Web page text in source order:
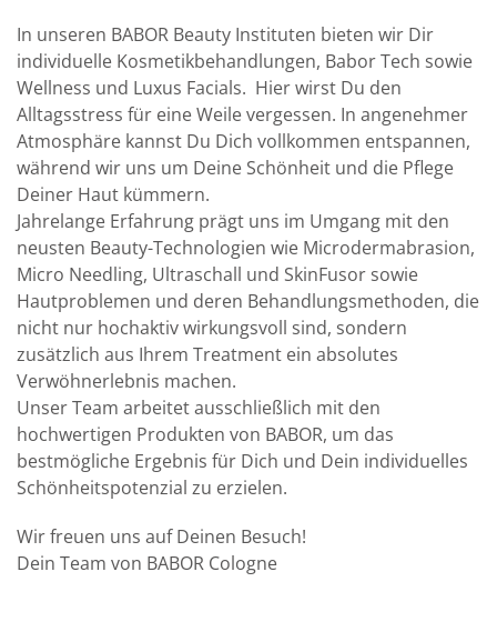
In unseren BABOR Beauty Instituten bieten wir Dir
individuelle Kosmetikbehandlungen, Babor Tech sowie
Wellness und Luxus Facials. Hier wirst Du den
Alltagsstress für eine Weile vergessen. In angenehmer
Atmosphäre kannst Du Dich vollkommen entspannen,
während wir uns um Deine Schönheit und die Pflege
Deiner Haut kümmern.
Jahrelange Erfahrung prägt uns im Umgang mit den
neusten Beauty-Technologien wie Microdermabrasion,
Micro Needling, Ultraschall und SkinFusor sowie
Hautproblemen und deren Behandlungsmethoden, die
nicht nur hochaktiv wirkungsvoll sind, sondern
zusätzlich aus Ihrem Treatment ein absolutes
Verwöhnerlebnis machen.
Unser Team arbeitet ausschließlich mit den
hochwertigen Produkten von BABOR, um das
bestmögliche Ergebnis für Dich und Dein individuelles
Schönheitspotenzial zu erzielen.
Wir freuen uns auf Deinen Besuch!
Dein Team von BABOR Cologne